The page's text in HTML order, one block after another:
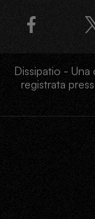
Dissipatio -
registrata